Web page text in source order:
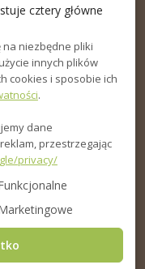
cztery główne
niezbędne pliki
innych plików
cookies i sposobie ich
.
dane
przestrzegając
privacy/